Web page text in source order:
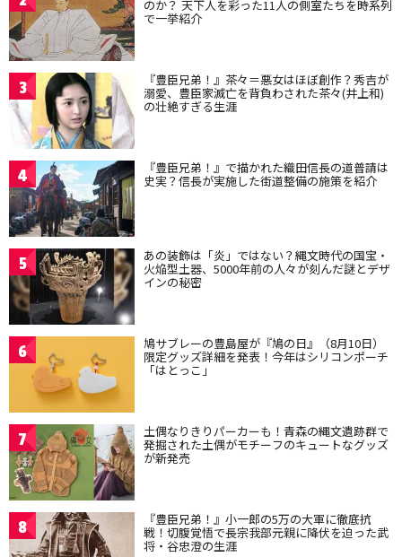
のか？ 天下人を彩った11人の側室たちを時系列
で一挙紹介
3 『豊臣兄弟！』茶々＝悪女はほぼ創作？秀吉が
溺愛、豊臣家滅亡を背負わされた茶々(井上和)
の壮絶すぎる生涯
4 『豊臣兄弟！』で描かれた織田信長の道普請は
史実？信長が実施した街道整備の施策を紹介
5 あの装飾は「炎」ではない？縄文時代の国宝・
火焔型土器、5000年前の人々が刻んだ謎とデザ
インの秘密
6 鳩サブレーの豊島屋が『鳩の日』（8月10日）
限定グッズ詳細を発表！今年はシリコンポーチ
「はとっこ」
7 土偶なりきりパーカーも！青森の縄文遺跡群で
発掘された土偶がモチーフのキュートなグッズ
が新発売
8 『豊臣兄弟！』小一郎の5万の大軍に徹底抗
戦！切腹覚悟で長宗我部元親に降伏を迫った武
将・谷忠澄の生涯